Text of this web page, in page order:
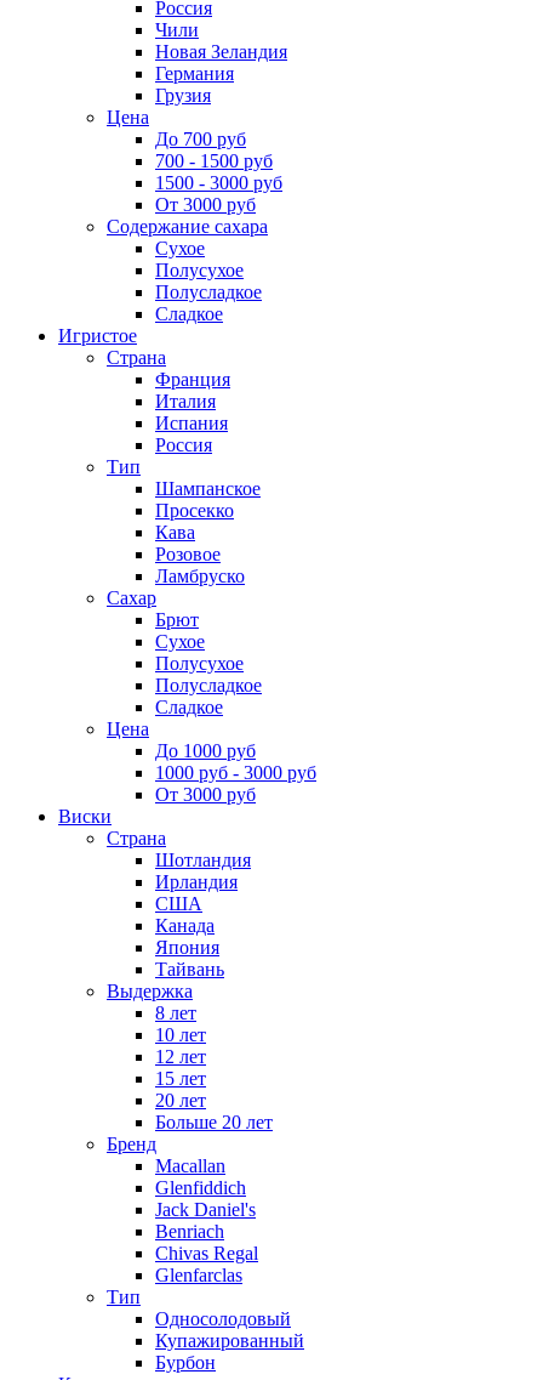
Россия
Чили
Новая Зеландия
Германия
Грузия
Цена
До 700 руб
700 - 1500 руб
1500 - 3000 руб
От 3000 руб
Содержание сахара
Сухое
Полусухое
Полусладкое
Сладкое
Игристое
Страна
Франция
Италия
Испания
Россия
Тип
Шампанское
Просекко
Кава
Розовое
Ламбруско
Сахар
Брют
Сухое
Полусухое
Полусладкое
Сладкое
Цена
До 1000 руб
1000 руб - 3000 руб
От 3000 руб
Виски
Страна
Шотландия
Ирландия
США
Канада
Япония
Тайвань
Выдержка
8 лет
10 лет
12 лет
15 лет
20 лет
Больше 20 лет
Бренд
Macallan
Glenfiddich
Jack Daniel's
Benriach
Chivas Regal
Glenfarclas
Тип
Односолодовый
Купажированный
Бурбон